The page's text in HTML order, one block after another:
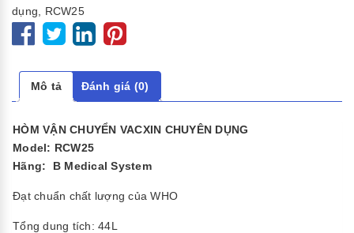
dụng
RCW25
Mô tả Đánh giá (0)
HÒM VẬN CHUYỂN VACXIN CHUYÊN DỤNG
Model: RCW25
Hãng: B Medical System
Đạt chuẩn chất lượng của WHO
Tổng dung tích: 44L